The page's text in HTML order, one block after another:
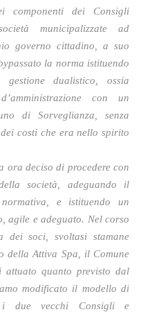
componenti dei Consigli
municipalizzate ad
governo cittadino, a suo
la norma istituendo
dualistico, ossia
con un
di Sorveglianza, senza
costi che era nello spirito
ora deciso di procedere con
società, adeguando il
e istituendo un
agile e adeguato. Nel corso
dei soci, svoltasi stamane
della Attiva Spa, il Comune
attuato quanto previsto dal
modificato il modello di
i due vecchi Consigli e